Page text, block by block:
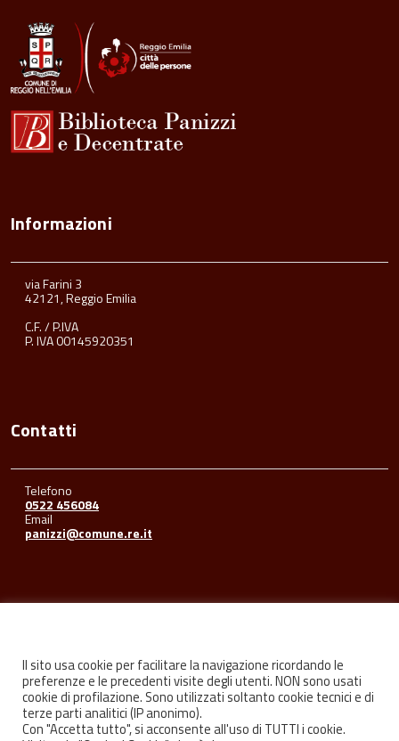
Informazioni
via Farini 3
42121, Reggio Emilia
C.F. / P.IVA
P. IVA 00145920351
Contatti
Telefono
0522 456084
Email
panizzi@comune.re.it
FacebookYoutubeInstagram
Il sito usa cookie per facilitare la navigazione ricordando le
preferenze e le precedenti visite degli utenti. NON sono usati
cookie di profilazione. Sono utilizzati soltanto cookie tecnici e di
terze parti analitici (IP anonimo).
Con "Accetta tutto", si acconsente all'uso di TUTTI i cookie.